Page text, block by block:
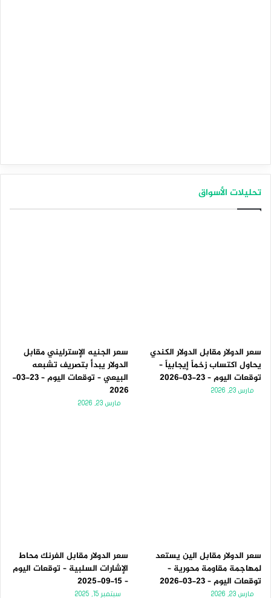
تحليلات الأسواق
سعر الدولار مقابل الدولار الكندي
يحاول اكتساب زخماً إيجابياً –
توقعات اليوم – 23-03-2026
مارس 23, 2026
سعر الجنيه الإسترليني مقابل
الدولار يبدأ بتصريف تشبعه
البيعي – توقعات اليوم – 23-03-
2026
مارس 23, 2026
سعر الدولار مقابل الين يستعد
لمهاجمة مقاومة محورية –
توقعات اليوم – 23-03-2026
مارس 23, 2026
سعر الدولار مقابل الفرنك محاط
الإشارات السلبية – توقعات اليوم
– 15-09-2025
سبتمبر 15, 2025